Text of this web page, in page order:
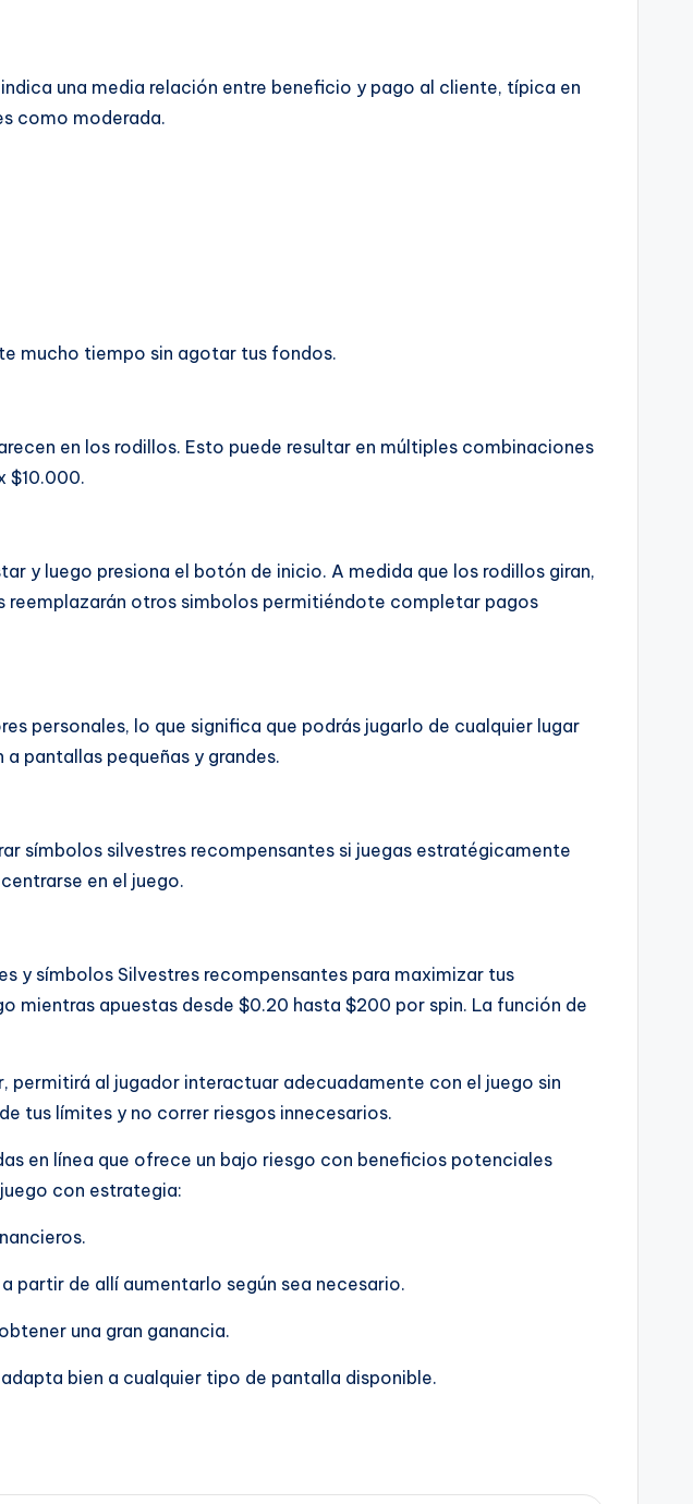
una media relación entre beneficio y pago al cliente, típica en
como moderada.
mucho tiempo sin agotar tus fondos.
en los rodillos. Esto puede resultar en múltiples combinaciones
$10.000.
y luego presiona el botón de inicio. A medida que los rodillos giran,
reemplazarán otros simbolos permitiéndote completar pagos
personales, lo que significa que podrás jugarlo de cualquier lugar
pantallas pequeñas y grandes.
símbolos silvestres recompensantes si juegas estratégicamente
en el juego.
y símbolos Silvestres recompensantes para maximizar tus
apuestas desde $0.20 hasta $200 por spin. La función de
permitirá al jugador interactuar adecuadamente con el juego sin
tus límites y no correr riesgos innecesarios.
en línea que ofrece un bajo riesgo con beneficios potenciales
con estrategia:
partir de allí aumentarlo según sea necesario.
una gran ganancia.
bien a cualquier tipo de pantalla disponible.